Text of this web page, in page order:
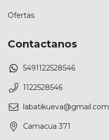
Ofertas
Contactanos
5491122528546
1122528546
labatikueva@gmail.com
Camacua 371